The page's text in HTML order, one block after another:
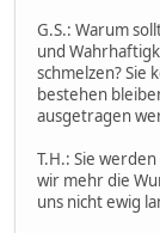
G.S.: Warum
und
schmelzen? Sie
bestehen
ausgetragen
T.H.: Sie
wir mehr die
uns nicht ewig